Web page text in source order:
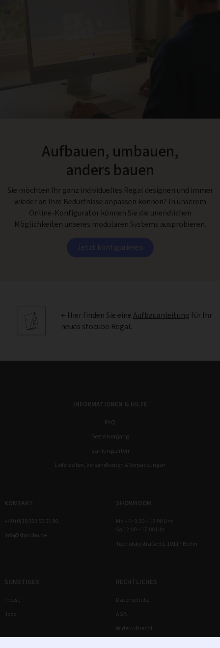
Aufbauen, umbauen,
anders bauen
Sie möchten Ihr ganz individuelles Regal designen und immer
wieder an Ihre Bedürfnisse anpassen können? In unserem
Online-Konfigurator können Sie die unendlichen
Möglichkeiten unseres modularen Systems ausprobieren.
Jetzt konfigurieren
← Hier finden Sie eineAufbauanleitung für Ihr
neues stocubo Regal.
INFORMATIONEN & HILFE
FAQ
Bestellvorgang
Zahlungsarten
Lieferzeiten, Versandkosten & Verpackungen
KONTAKT
+49 (0)30 232 56 01 80
info@stocubo.de
SHOWROOM
Mo – Fr 9:30 – 18:00 Uhr
Sa 12:00 – 17:00 Uhr
Tucholskystraße 31, 10117 Berlin
SONSTIGES
Presse
Jobs
RECHTLICHES
Datenschutz
AGB
Widerrufsrecht